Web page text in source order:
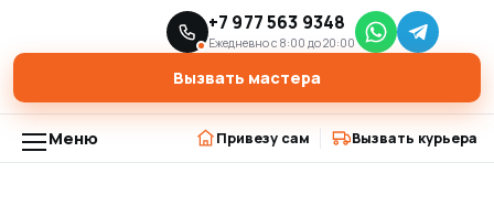
Модели триммеров ›
Ремонт электрического триммера Mtd ET 350 в Москве
+7 977 563 9348
Ежедневно с 8:00 до 20:00
Вызвать мастера
Меню Привезу сам Вызвать курьера